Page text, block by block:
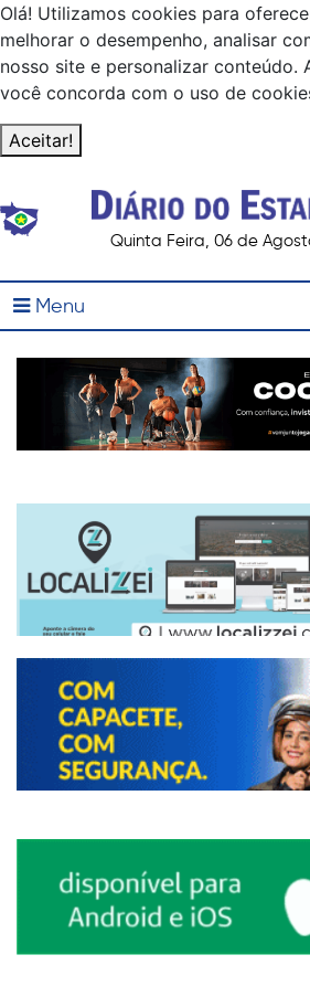
Olá! Utilizamos cookies para
melhorar o desempenho, analisar
nosso site e personalizar conteúdo.
você concorda com o uso de
Aceitar!
Quinta Feira, 06 de
Menu